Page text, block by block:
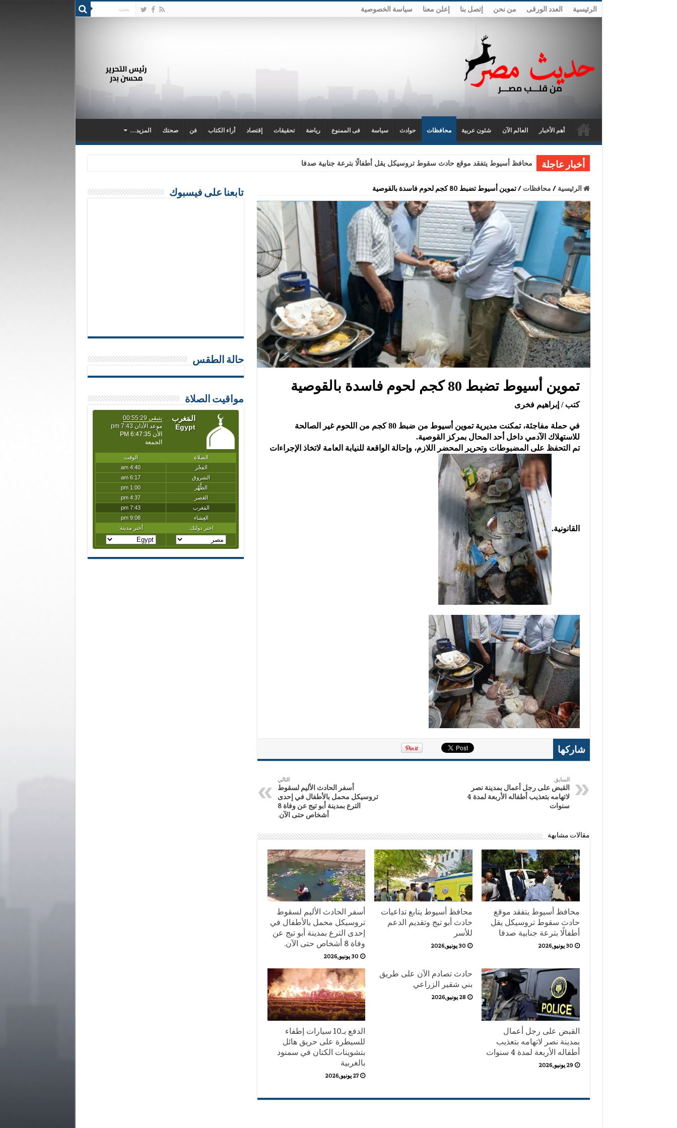
الرئيسية العدد الورقى من نحن إتصل بنا إعلن معنا سياسة الخصوصية
أهم الأخبار العالم الآن شئون عربية محافظات حوادث سياسة فى الممنوع رياضة تحقيقات إقتصاد أراء الكتاب فن صحتك المزيد…
أخبار عاجلة محافظ أسيوط يتفقد موقع حادث سقوط تروسيكل يقل أطفالًا بترعة جنابية صدفا
الرئيسية / محافظات /تموين أسيوط تضبط 80 كجم لحوم فاسدة بالقوصية
تموين أسيوط تضبط 80 كجم لحوم فاسدة بالقوصية
كتب / إبراهيم فخرى
في حملة مفاجئة، تمكنت مديرية تموين أسيوط من ضبط 80 كجم من اللحوم غير الصالحة
للاستهلاك الآدمي داخل أحد المحال بمركز القوصية.
تم التحفظ على المضبوطات وتحرير المحضر اللازم، وإحالة الواقعة للنيابة العامة لاتخاذ الإجراءات
القانونية.
شاركها
السابق
القبض على رجل أعمال بمدينة نصر
لاتهامه بتعذيب أطفاله الأربعة لمدة 4
سنوات
التالي
أسفر الحادث الأليم لسقوط
تروسيكل محمل بالأطفال في إحدى
الترع بمدينة أبو تيج عن وفاة 8
أشخاص حتى الآن.
مقالات مشابهة
محافظ أسيوط يتفقد موقع
حادث سقوط تروسيكل يقل
أطفالًا بترعة جنابية صدفا
30 يونيو,2026
محافظ أسيوط يتابع تداعيات
حادث أبو تيج وتقديم الدعم
للأسر
30 يونيو,2026
أسفر الحادث الأليم لسقوط
تروسيكل محمل بالأطفال في
إحدى الترع بمدينة أبو تيج عن
وفاة 8 أشخاص حتى الآن.
30 يونيو,2026
القبض على رجل أعمال
بمدينة نصر لاتهامه بتعذيب
أطفاله الأربعة لمدة 4 سنوات
29 يونيو,2026
حادث تصادم الآن على طريق
بني شقير الزراعي
28 يونيو,2026
الدفع بـ10 سيارات إطفاء
للسيطرة على حريق هائل
بتشوينات الكتان في سمنود
بالغربية
27 يونيو,2026
تابعنا على فيسبوك
حالة الطقس
مواقيت الصلاة